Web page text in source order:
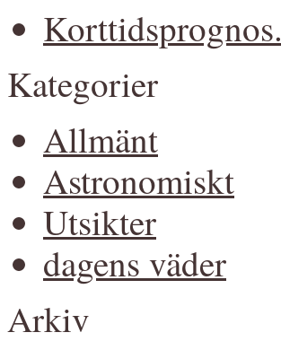
Korttidsprognos.
Kategorier
Allmänt
Astronomiskt
Utsikter
dagens väder
Arkiv